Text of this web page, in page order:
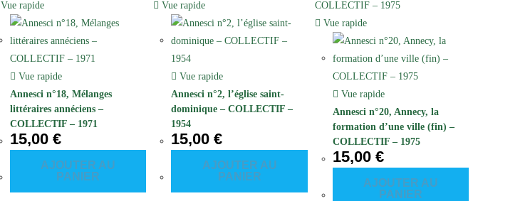
Vue rapide
Vue rapide
Annesci n°18, Mélanges
littéraires annéciens –
COLLECTIF – 1971
15,00 €
AJOUTER AU
PANIER
Vue rapide
Vue rapide
Annesci n°2, l’église saint-
dominique – COLLECTIF –
1954
15,00€
AJOUTER AU
PANIER
Vue rapide
Vue rapide
Annesci n°20, Annecy, la
formation d’une ville (fin) –
COLLECTIF – 1975
15,00 €
AJOUTER AU
PANIER